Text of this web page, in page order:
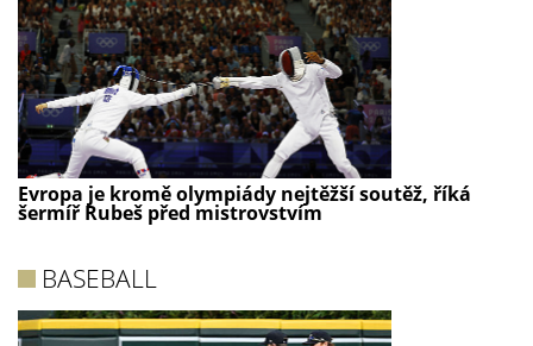
Evropa je kromě olympiády nejtěžší soutěž, říká
šermíř Rubeš před mistrovstvím
BASEBALL